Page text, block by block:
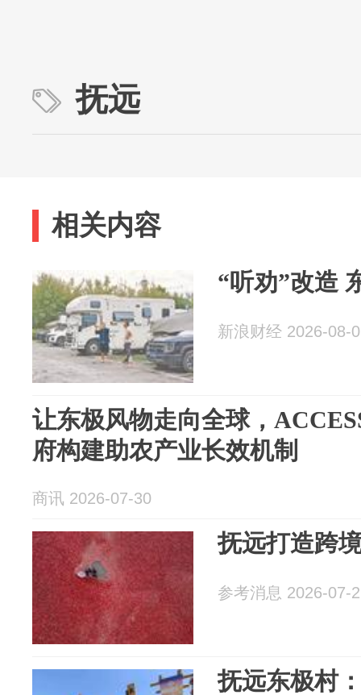
抚远
相关内容
“
新浪财经 2026-08-
让东极风物走向全球，
府构建助农产业长效机制
商讯 2026-07-30
抚远打造跨
参考消息 2026-07-
抚远东极村